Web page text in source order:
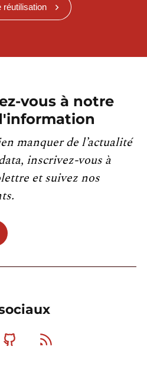
réutilisation
vous à notre
manquer de l’actualité
inscrivez-vous à
et suivez nos
Github